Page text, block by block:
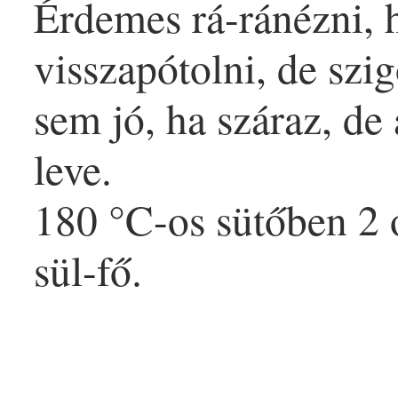
Érdemes rá-ránézni,
visszapótolni, de
sem jó, ha száraz,
leve.
180 °C-os sütőben
sül-fő.